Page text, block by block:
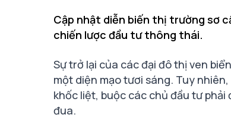
Cập nhật diễn biến thị trường sơ
chiến lược đầu tư thông thái.
Sự trở lại của các đại đô thị ven
một diện mạo tươi sáng. Tuy
khốc liệt, buộc các chủ đầu tư
đua.